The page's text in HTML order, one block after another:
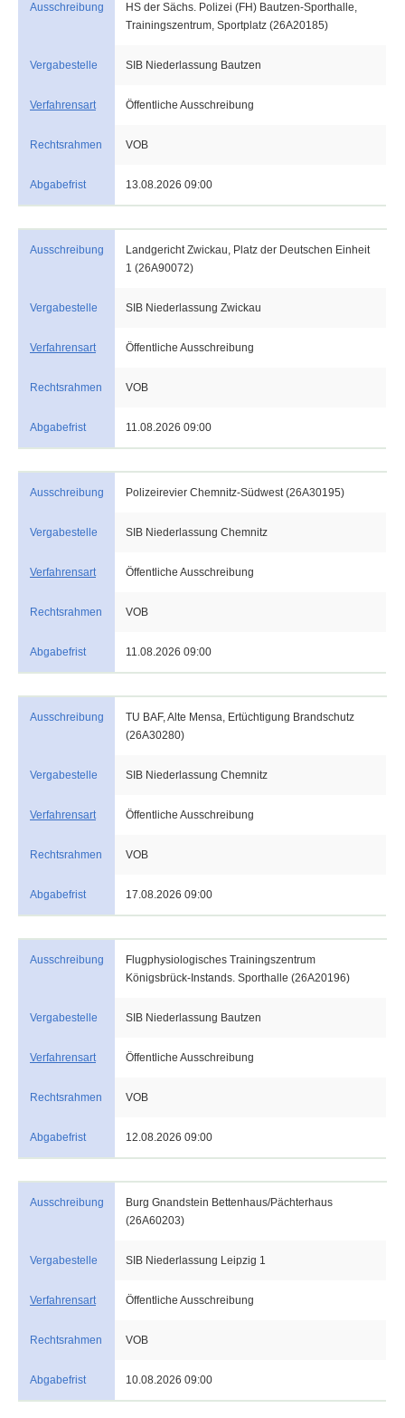
Ausschreibung
HS der Sächs. Polizei (FH) Bautzen-Sporthalle,
Trainingszentrum, Sportplatz (26A20185)
Vergabestelle SIB Niederlassung Bautzen
Verfahrensart Öffentliche Ausschreibung
Rechtsrahmen VOB
Abgabefrist 13.08.2026 09:00
Ausschreibung
Landgericht Zwickau, Platz der Deutschen Einheit
1 (26A90072)
Vergabestelle SIB Niederlassung Zwickau
Verfahrensart Öffentliche Ausschreibung
Rechtsrahmen VOB
Abgabefrist 11.08.2026 09:00
Ausschreibung Polizeirevier Chemnitz-Südwest (26A30195)
Vergabestelle SIB Niederlassung Chemnitz
Verfahrensart Öffentliche Ausschreibung
Rechtsrahmen VOB
Abgabefrist 11.08.2026 09:00
Ausschreibung
TU BAF, Alte Mensa, Ertüchtigung Brandschutz
(26A30280)
Vergabestelle SIB Niederlassung Chemnitz
Verfahrensart Öffentliche Ausschreibung
Rechtsrahmen VOB
Abgabefrist 17.08.2026 09:00
Ausschreibung
Flugphysiologisches Trainingszentrum
Königsbrück-Instands. Sporthalle (26A20196)
Vergabestelle SIB Niederlassung Bautzen
Verfahrensart Öffentliche Ausschreibung
Rechtsrahmen VOB
Abgabefrist 12.08.2026 09:00
Ausschreibung
Burg Gnandstein Bettenhaus/Pächterhaus
(26A60203)
Vergabestelle SIB Niederlassung Leipzig 1
Verfahrensart Öffentliche Ausschreibung
Rechtsrahmen VOB
Abgabefrist 10.08.2026 09:00